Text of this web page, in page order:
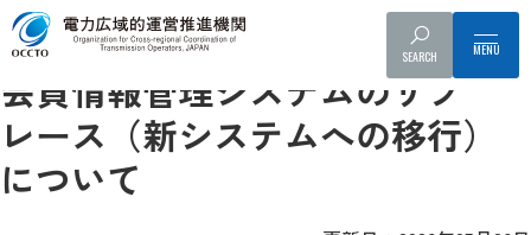
SEARCH
事業者へのお知らせ 総会・会員情報管理システム・会費等
会員情報管理システムのリプ
レース（新システムへの移行）
について